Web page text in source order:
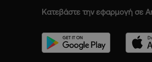
Κατεβάστε την εφαρμογή σε